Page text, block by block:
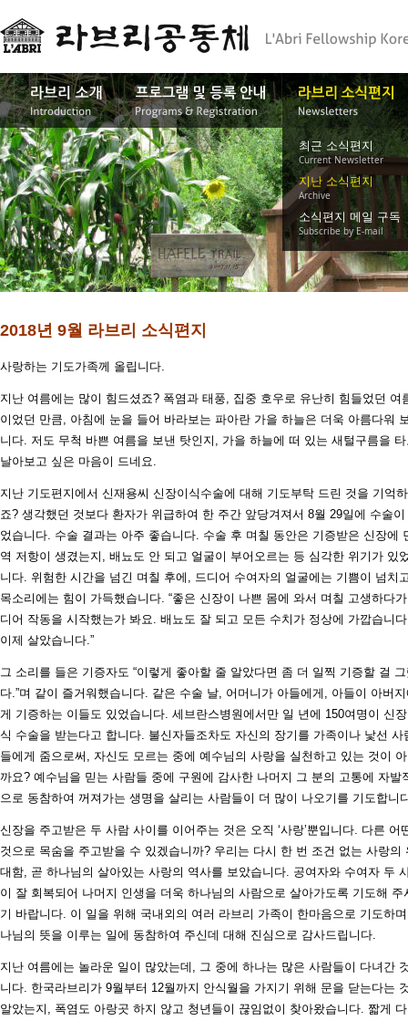
최근 소식편지
Current Newsletter
지난 소식편지
Archive
소식편지 메일 구독
Subscribe by E-mail
2018년 9월 라브리 소식편지
사랑하는 기도가족께 올립니다.
지난 여름에는 많이 힘드셨죠? 폭염과 태풍, 집중 호우로 유난히 힘들었던 여
이었던 만큼, 아침에 눈을 들어 바라보는 파아란 가을 하늘은 더욱 아름다워
니다. 저도 무척 바쁜 여름을 보낸 탓인지, 가을 하늘에 떠 있는 새털구름을
날아보고 싶은 마음이 드네요.
지난 기도편지에서 신재용씨 신장이식수술에 대해 기도부탁 드린 것을 기억
죠? 생각했던 것보다 환자가 위급하여 한 주간 앞당겨져서 8월 29일에 수술이
었습니다. 수술 결과는 아주 좋습니다. 수술 후 며칠 동안은 기증받은 신장에
역 저항이 생겼는지, 배뇨도 안 되고 얼굴이 부어오르는 등 심각한 위기가 있
니다. 위험한 시간을 넘긴 며칠 후에, 드디어 수여자의 얼굴에는 기쁨이 넘치
목소리에는 힘이 가득했습니다. “좋은 신장이 나쁜 몸에 와서 며칠 고생하다
디어 작동을 시작했는가 봐요. 배뇨도 잘 되고 모든 수치가 정상에 가깝습니
이제 살았습니다.”
그 소리를 들은 기증자도 “이렇게 좋아할 줄 알았다면 좀 더 일찍 기증할 걸
다.”며 같이 즐거워했습니다. 같은 수술 날, 어머니가 아들에게, 아들이 아버
게 기증하는 이들도 있었습니다. 세브란스병원에서만 일 년에 150여명이 신
식 수술을 받는다고 합니다. 불신자들조차도 자신의 장기를 가족이나 낯선 사
들에게 줌으로써, 자신도 모르는 중에 예수님의 사랑을 실천하고 있는 것이
까요? 예수님을 믿는 사람들 중에 구원에 감사한 나머지 그 분의 고통에 자발
으로 동참하여 꺼져가는 생명을 살리는 사람들이 더 많이 나오기를 기도합니
신장을 주고받은 두 사람 사이를 이어주는 것은 오직 ‘사랑’뿐입니다. 다른 어
것으로 목숨을 주고받을 수 있겠습니까? 우리는 다시 한 번 조건 없는 사랑의
대함, 곧 하나님의 살아있는 사랑의 역사를 보았습니다. 공여자와 수여자 두
이 잘 회복되어 나머지 인생을 더욱 하나님의 사람으로 살아가도록 기도해 주
기 바랍니다. 이 일을 위해 국내외의 여러 라브리 가족이 한마음으로 기도하
나님의 뜻을 이루는 일에 동참하여 주신데 대해 진심으로 감사드립니다.
지난 여름에는 놀라운 일이 많았는데, 그 중에 하나는 많은 사람들이 다녀간
니다. 한국라브리가 9월부터 12월까지 안식월을 가지기 위해 문을 닫는다는
알았는지, 폭염도 아랑곳 하지 않고 청년들이 끊임없이 찾아왔습니다. 짧게